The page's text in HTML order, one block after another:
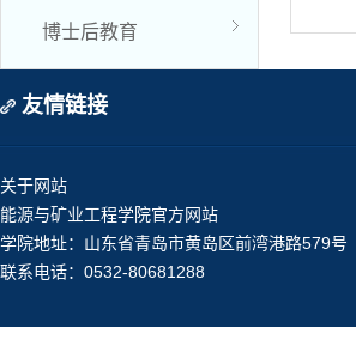
博士后教育
友情链接
关于网站
能源与矿业工程学院官方网站
学院地址：山东省青岛市黄岛区前湾港路579号
联系电话：0532-80681288